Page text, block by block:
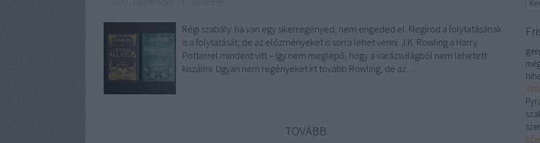
Régi szabály: ha van egy sikerregényed, nem engeded el. Megírod a folytatásának
is a folytatását, de az előzményeket is sorra lehet venni. J.K. Rowling a Harry
Potterrel mindent vitt – így nem meglepő, hogy a varázsvilágból nem lehetett
kiszállni. Ugyan nem regényeket írt tovább Rowling, de az…
TOVÁBB